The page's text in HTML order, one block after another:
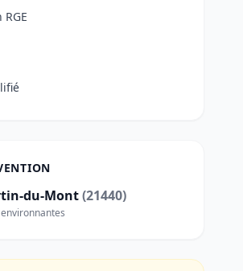
du-Mont(21440)